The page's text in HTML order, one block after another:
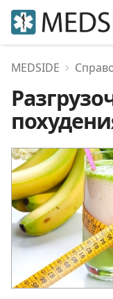
MEDSIDE